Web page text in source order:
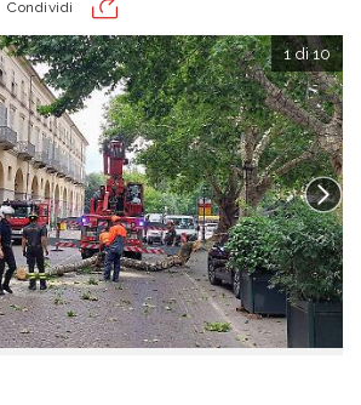
Condividi
1 di 10